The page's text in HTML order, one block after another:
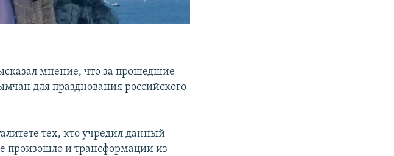
мнение, что за прошедшие
для празднования российского
тех, кто учредил данный
произошло и трансформации из